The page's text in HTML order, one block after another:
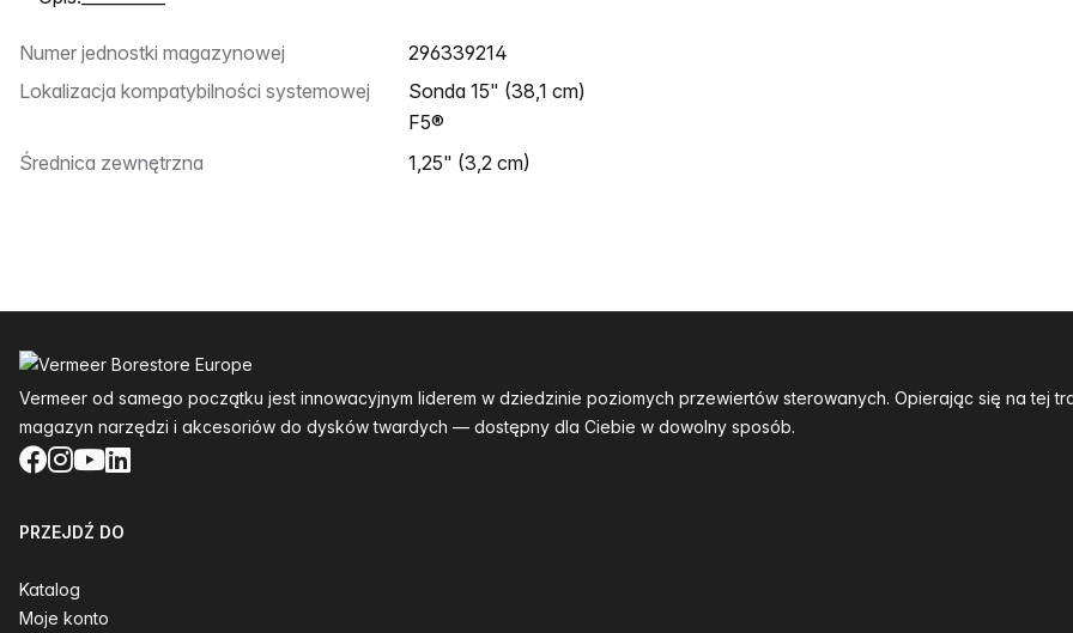
Numer jednostki magazynowej
296339214
Lokalizacja kompatybilności systemowej
Sonda 15" (38,1 cm)
F5®
Średnica zewnętrzna
1,25" (3,2 cm)
Vermeer od samego początku jest innowacyjnym liderem w dziedzinie poziomych przewiertów sterowanych. Opierając się na tej
magazyn narzędzi i akcesoriów do dysków twardych — dostępny dla Ciebie w dowolny sposób.
Facebook
Instagram
YouTube
LinkedIn
PRZEJDŹ DO
Katalog
Moje konto